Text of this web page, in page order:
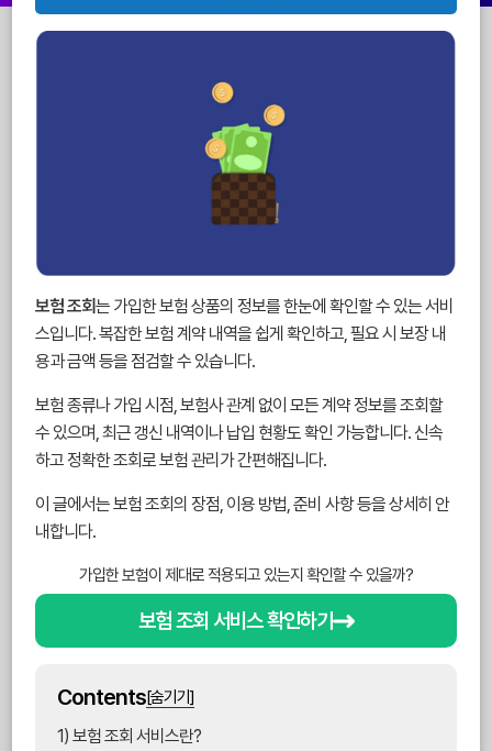
보험 조회는 가입한 보험 상품의 정보를 한눈에 확인할 수 있는 서비
스입니다. 복잡한 보험 계약 내역을 쉽게 확인하고, 필요 시 보장 내
용과 금액 등을 점검할 수 있습니다.
보험 종류나 가입 시점, 보험사 관계 없이 모든 계약 정보를 조회할
수 있으며, 최근 갱신 내역이나 납입 현황도 확인 가능합니다. 신속
하고 정확한 조회로 보험 관리가 간편해집니다.
이 글에서는 보험 조회의 장점, 이용 방법, 준비 사항 등을 상세히 안
내합니다.
가입한 보험이 제대로 적용되고 있는지 확인할 수 있을까?
보험 조회 서비스 확인하기
Contents[숨기기]
1) 보험 조회 서비스란?